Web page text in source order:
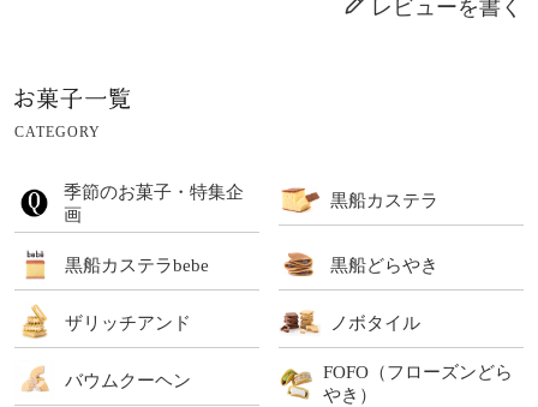
レビューを書く
CATEGORY
季節のお菓子・特集企
画
黒船カステラ
黒船カステラbebe 黒船どらやき
ザリッチアンド ノボタイル
バウムクーヘン
FOFO（フローズンどら
やき）